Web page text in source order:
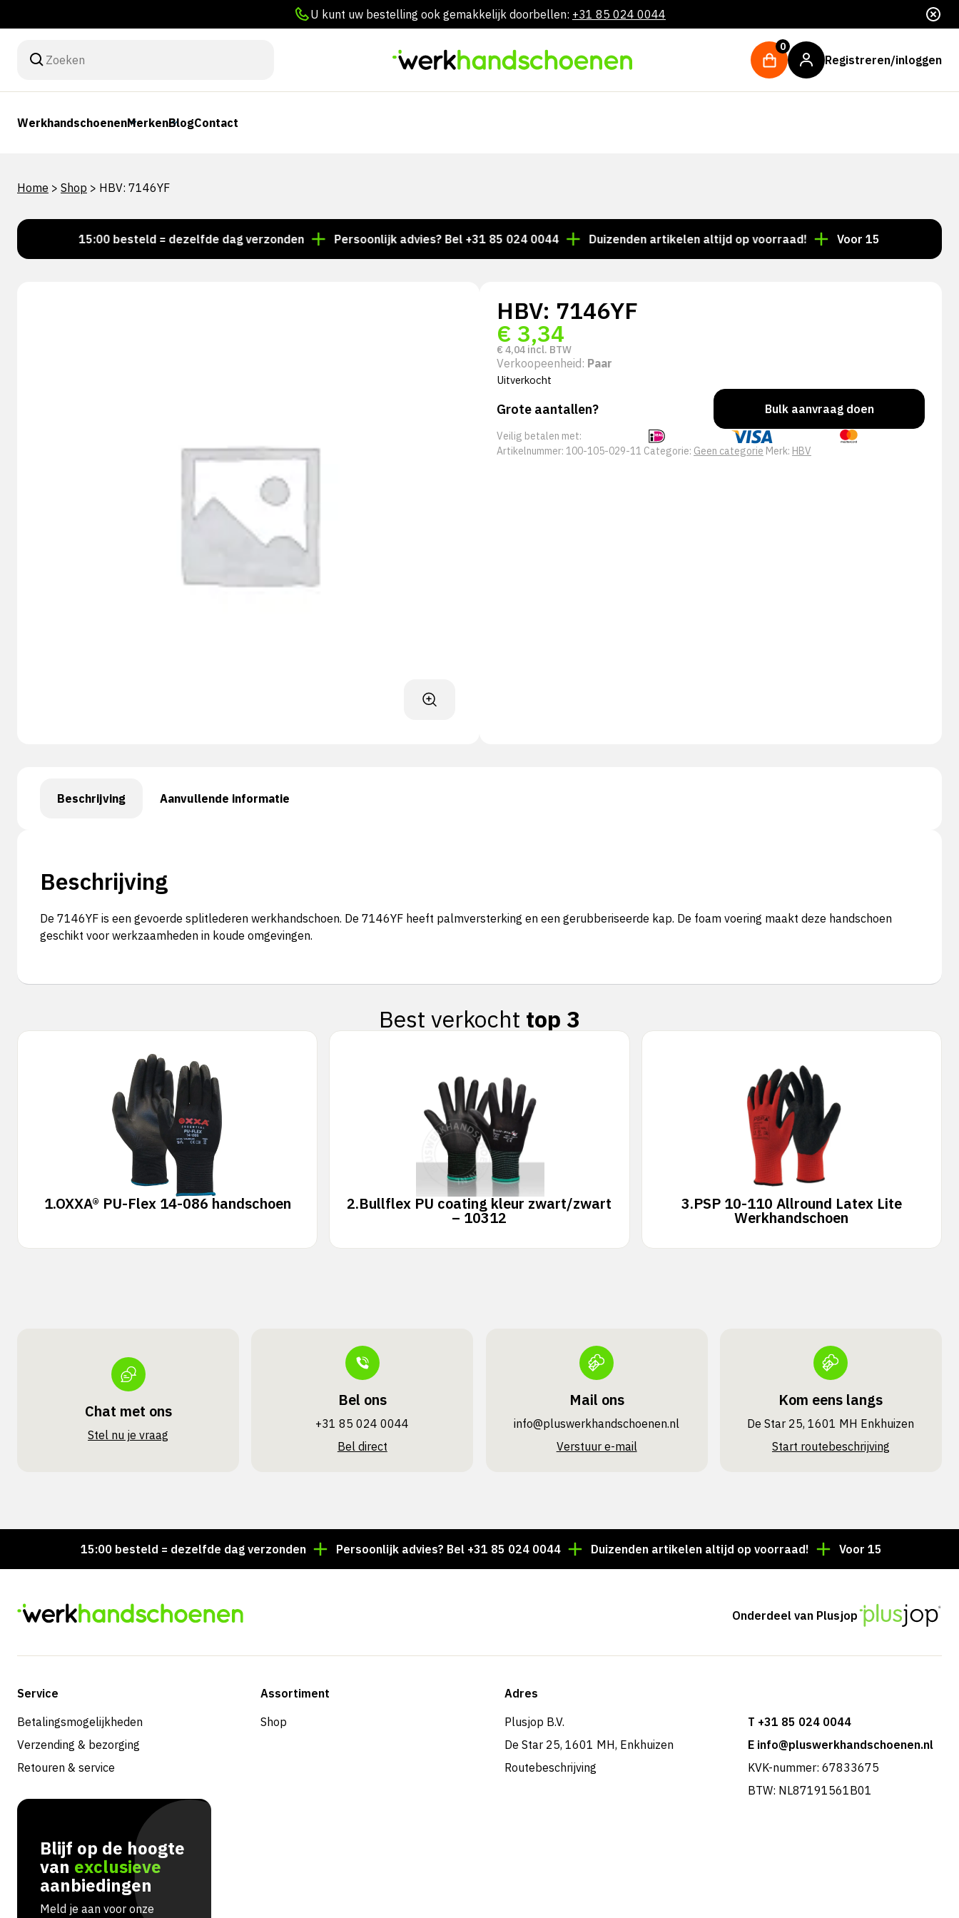
U kunt uw bestelling ook gemakkelijk doorbellen: +31 85 024 0044
0
Registreren/inloggen
WerkhandschoenenMerkenBlogContact
Home > Shop > HBV: 7146YF
Voor 15:00 besteld = dezelfde dag verzonden Persoonlijk advies? Bel +31 85 024 0044 Duizenden artikelen altijd op voorraad! Voor 15:00 besteld =
HBV: 7146YF
€ 3,34
€ 4,04 incl. BTW
Verkoopeenheid: Paar
Uitverkocht
Grote aantallen? Bulk aanvraag doen
Veilig betalen met:
Artikelnummer: 100-105-029-11 Categorie: Geen categorie Merk: HBV
Beschrijving Aanvullende informatie
Beschrijving
De 7146YF is een gevoerde splitlederen werkhandschoen. De 7146YF heeft palmversterking en een gerubberiseerde kap. De foam voering maakt deze handschoen
geschikt voor werkzaamheden in koude omgevingen.
Best verkocht top 3
1.OXXA® PU-Flex 14-086 handschoen 2.Bullflex PU coating kleur zwart/zwart
– 10312
3.PSP 10-110 Allround Latex Lite
Werkhandschoen
Chat met ons
Stel nu je vraag
Bel ons
+31 85 024 0044
Bel direct
Mail ons
info@pluswerk­handschoenen.nl
Verstuur e-mail
Kom eens langs
De Star 25, 1601 MH Enkhuizen
Start routebeschrijving
Voor 15:00 besteld = dezelfde dag verzonden Persoonlijk advies? Bel +31 85 024 0044 Duizenden artikelen altijd op voorraad! Voor 15:00 besteld =
Onderdeel van Plusjop
Service
Betalingsmogelijkheden
Verzending & bezorging
Retouren & service
Assortiment
Shop
Adres
Plusjop B.V.
De Star 25, 1601 MH, Enkhuizen
Routebeschrijving
T +31 85 024 0044
E info@pluswerkhandschoenen.nl
KVK-nummer: 67833675
BTW: NL87191561B01
Blijf op de hoogte
van exclusieve
aanbiedingen
Meld je aan voor onze